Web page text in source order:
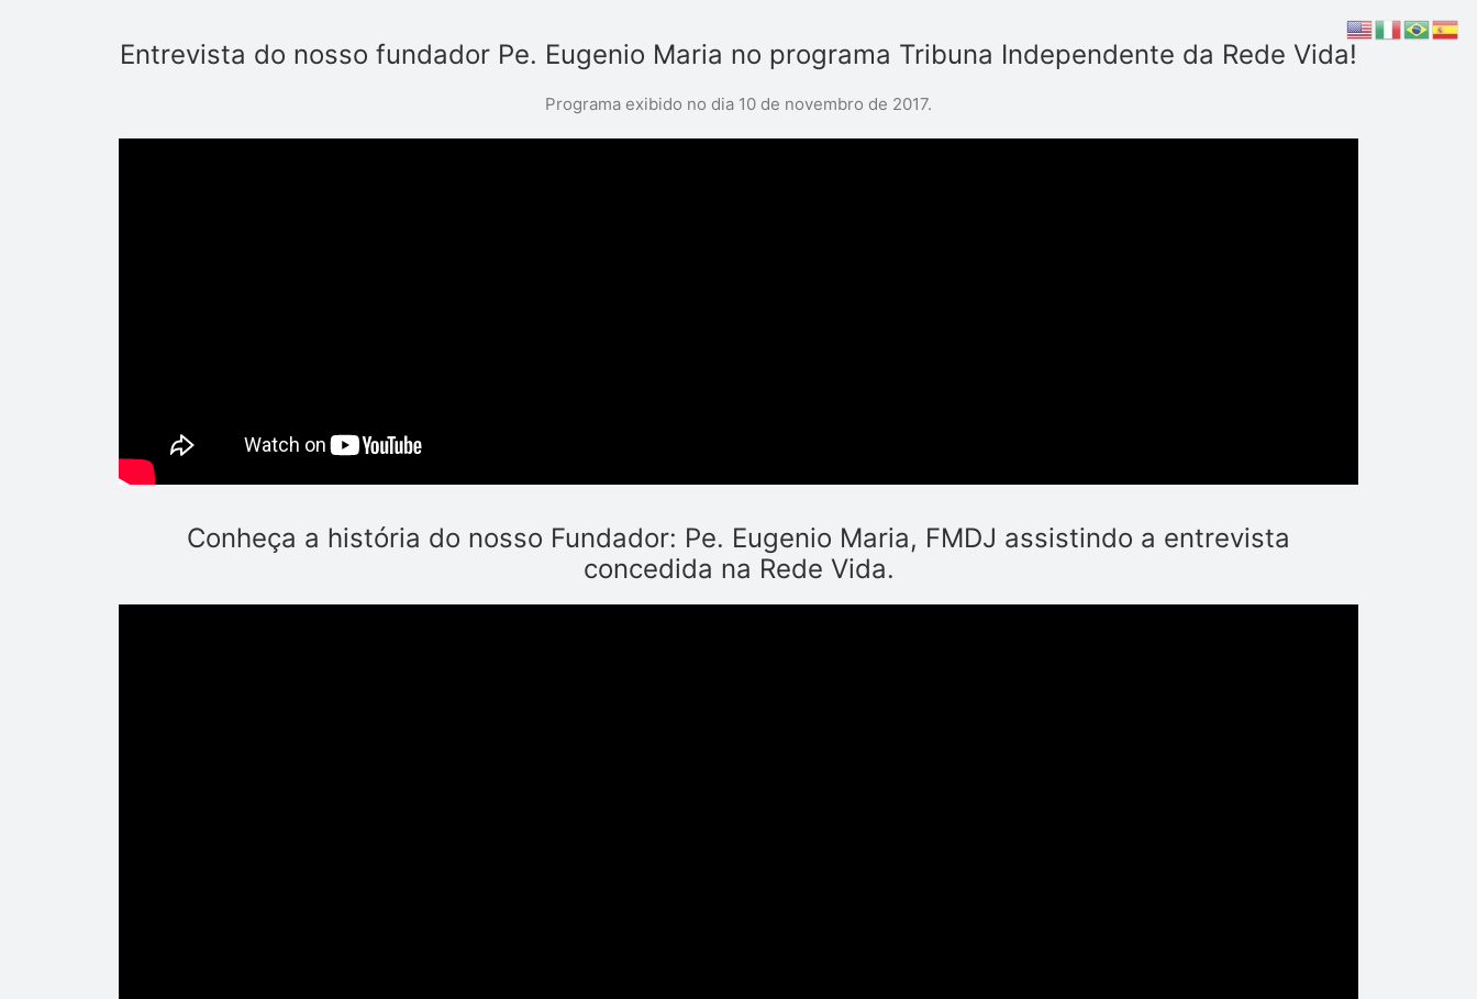
Entrevista do nosso fundador Pe. Eugenio Maria no programa Tribuna Independente da Rede Vida!
Programa exibido no dia 10 de novembro de 2017.
Conheça a história do nosso Fundador: Pe. Eugenio Maria, FMDJ assistindo a entrevista
concedida na Rede Vida.